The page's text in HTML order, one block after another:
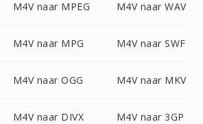
M4V naar MPEG M4V naar WAV
M4V naar MPG M4V naar SWF
M4V naar OGG M4V naar MKV
M4V naar DIVX M4V naar 3GP